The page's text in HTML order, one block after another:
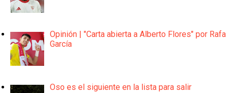
Opinión | "Carta abierta a Alberto Flores" por Rafa
García
Oso es el siguiente en la lista para salir